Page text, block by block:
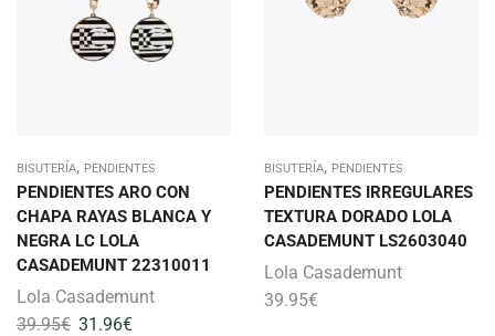
BISUTERÍA, PENDIENTES
PENDIENTES ARO CON
CHAPA RAYAS BLANCA Y
NEGRA LC LOLA
CASADEMUNT 22310011
Lola Casademunt
39.95€ 31.96€
BISUTERÍA, PENDIENTES
PENDIENTES IRREGULARES
TEXTURA DORADO LOLA
CASADEMUNT LS2603040
Lola Casademunt
39.95€